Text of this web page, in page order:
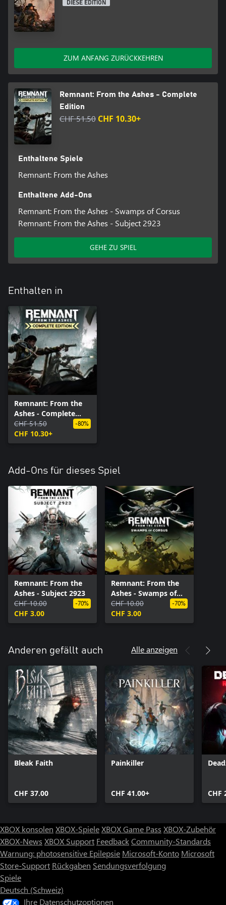
Belohnungen freizuschalten.
DIESE EDITION
ZUM ANFANG ZURÜCKKEHREN
Remnant: From the Ashes - Complete
Edition
CHF 51.50 CHF 10.30+
Enthaltene Spiele
Remnant: From the Ashes
Enthaltene Add-Ons
Remnant: From the Ashes - Swamps of Corsus
Remnant: From the Ashes - Subject 2923
GEHE ZU SPIEL
Enthalten in
Remnant: From the
Ashes - Complete
Edition
CHF 51.50
CHF 10.30+
-80%
Add-Ons für dieses Spiel
Remnant: From the
Ashes - Subject 2923
CHF 10.00
CHF 3.00
-70%
Remnant: From the
Ashes - Swamps of
Corsus
CHF 10.00
CHF 3.00
-70%
Anderen gefällt auch Alle anzeigen
Bleak Faith
CHF 37.00
Painkiller
CHF 41.00+ CHF
XBOX konsolen XBOX-SpieleXBOX Game Pass XBOX-Zubehör
XBOX-News XBOX Support FeedbackCommunity-Standards
Warnung: photosensitive Epilepsie Microsoft-Konto Microsoft
Store-Support Rückgaben Sendungsverfolgung
Spiele
Deutsch (Schweiz)
Ihre Datenschutzoptionen